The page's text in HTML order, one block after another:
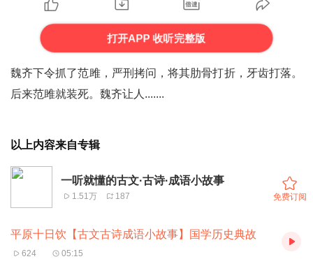
打开APP 收听完整版
魏齐下令抓了范雎，严刑拷问，将其肋骨打折，牙齿打落。
后来范雎就装死。魏齐让人.......
以上内容来自专辑
一听就懂的古文·古诗·成语小故事
1.51万 187 免费订阅
平原十日饮【古文古诗成语小故事】国学历史典故
624 05:15